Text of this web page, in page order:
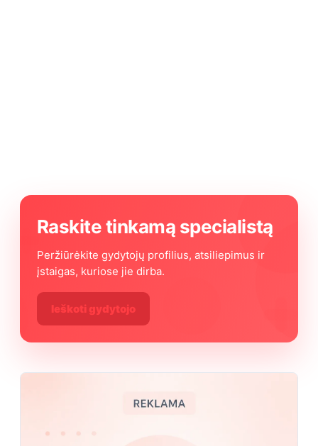
Raskite tinkamą specialistą
Peržiūrėkite gydytojų profilius, atsiliepimus ir
įstaigas, kuriose jie dirba.
Ieškoti gydytojo